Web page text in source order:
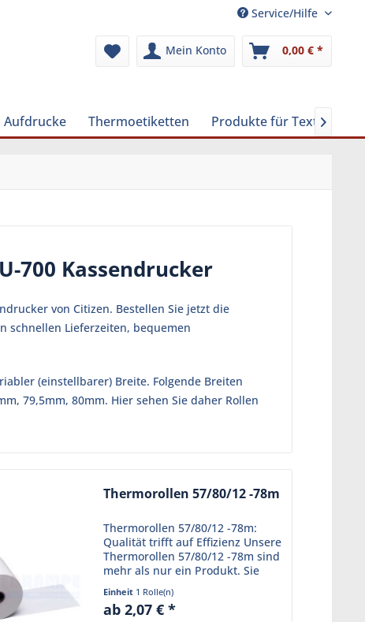
Service/Hilfe
Mein Konto 0,00 € *
Aufdrucke Thermoetiketten Produkte für 
700 Kassendrucker
von Citizen. Bestellen Sie jetzt die
schnellen Lieferzeiten, bequemen
(einstellbarer) Breite. Folgende Breiten
79,5mm, 80mm. Hier sehen Sie daher Rollen
Thermorollen 57/80/12 -78m
Thermorollen 57/80/12 -78m:
Qualität trifft auf Effizienz Unsere
Thermorollen 57/80/12 -78m sind
mehr als nur ein Produkt. Sie
sind das Ergebnis jahrelanger
Erfahrung und ständiger
Innovation. Hergestellt aus
Einheit 1 Rolle(n)
ab 2,07 € *